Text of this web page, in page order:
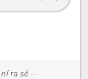
ní ra sé ···